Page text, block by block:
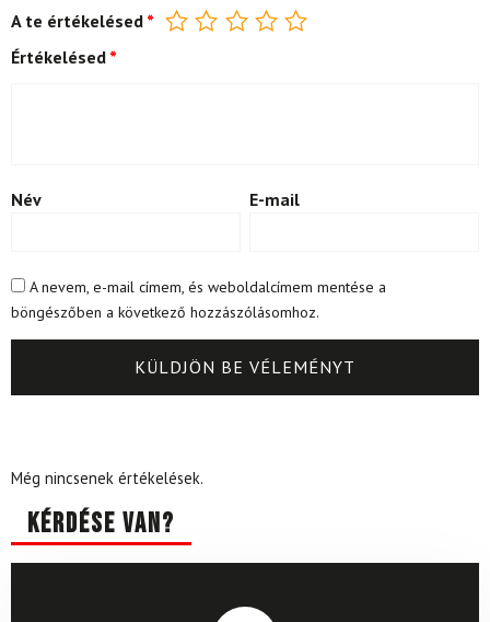
A te értékelésed *
Értékelésed *
Név E-mail
A nevem, e-mail címem, és weboldalcímem mentése a
böngészőben a következő hozzászólásomhoz.
Még nincsenek értékelések.
Kérdése van?